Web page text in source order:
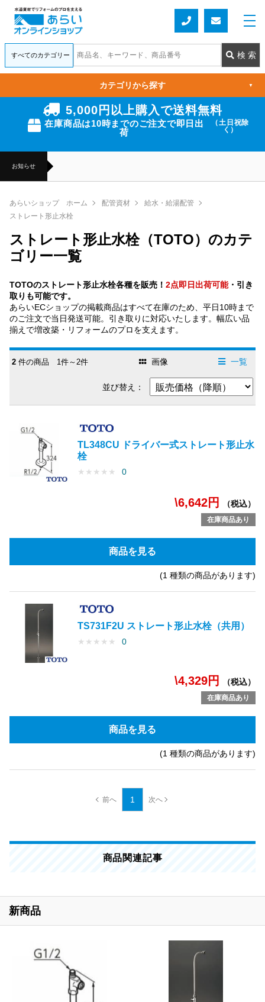
5,000円以上購入で送料無料
在庫商品は10時までのご注文で即日出
荷
（土日祝除
く）
お知らせ
カテゴリから探す ▼
あらいショップ ホーム 配管資材
給水・給湯配管
ストレート形止水栓
ストレート形止水栓（TOTO）のカテ
ゴリー一覧
TOTOのストレート形止水栓各種を販売！ 2点即日出荷可能・引き
取りも可能です。
あらいECショップの掲載商品はすべて在庫のため、平日10時まで
のご注文で当日発送可能。引き取りに対応いたします。幅広い品
揃えで増改築・リフォームのプロを支えます。
2 件の商品 1件～2件 画像 一覧
並び替え：
TL348CU ドライバー式ストレート形止水
栓
★ ★ ★ ★ ★ 0
\6,642円 （税込）
在庫商品あり
商品を見る
(1 種類の商品があります)
TS731F2U ストレート形止水栓（共用）
★ ★ ★ ★ ★ 0
\4,329円 （税込）
在庫商品あり
商品を見る
(1 種類の商品があります)
1
商品関連記事
新商品